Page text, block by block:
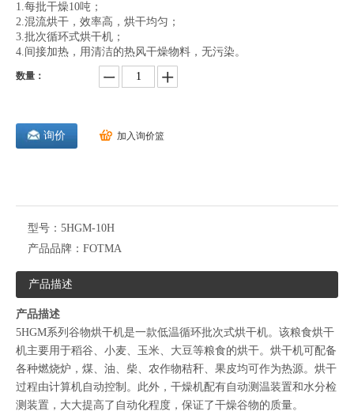
1.每批干燥10吨；
2.混流烘干，效率高，烘干均匀；
3.批次循环式烘干机；
4.间接加热，用清洁的热风干燥物料，无污染。
数量：
询价 加入询价篮
型号： 5HGM-10H
产品品牌： FOTMA
产品描述
产品描述
5HGM系列谷物烘干机是一款低温循环批次式烘干机。该粮食烘干
机主要用于稻谷、小麦、玉米、大豆等粮食的烘干。烘干机可配备
各种燃烧炉，煤、油、柴、农作物秸秆、果皮均可作为热源。烘干
过程由计算机自动控制。此外，干燥机配有自动测温装置和水分检
测装置，大大提高了自动化程度，保证了干燥谷物的质量。